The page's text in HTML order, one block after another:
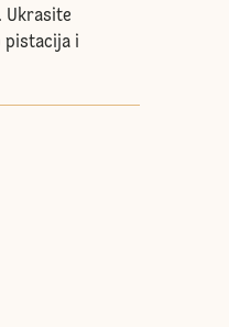
Ukrasite
pistacija i